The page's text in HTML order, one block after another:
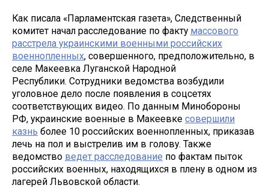
Как писала «Парламентская газета», Следственный
комитет начал расследование по факту массового
расстрела украинскими военными российских
военнопленных, совершенного, предположительно, в
селе Макеевка Луганской Народной
Республики. Сотрудники ведомства возбудили
уголовное дело после появления в соцсетях
соответствующих видео. По данным Минобороны
РФ, украинские военные в Макеевке совершили
казнь более 10 российских военнопленных, приказав
лечь на пол и выстрелив им в голову. Также
ведомство ведет расследование по фактам пыток
российских военных, находящихся в плену в одном из
лагерей Львовской области.